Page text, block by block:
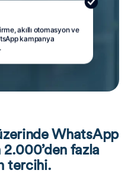
akıllı otomasyon ve
kampanya
WhatsApp
2.000’den fazla
tercihi.